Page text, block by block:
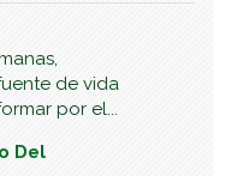
de vida
por el...
Del